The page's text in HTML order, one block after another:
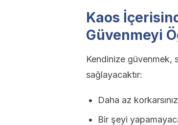
Kaos
Güvenmeyi
Kendinize güvenmek,
sağlayacaktır:
Daha az
Bir şeyi